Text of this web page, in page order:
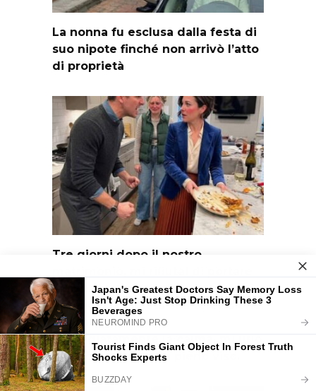
La nonna fu esclusa dalla festa di
suo nipote finché non arrivò l’atto
di proprietà
Tre giorni dopo il nostro
la cena a mia cognata mentre lei
rimaneva incollata alla televisione.
Mio marito perse
immediatamente la calma, mi urlò
contro e mi colpì in pieno viso.